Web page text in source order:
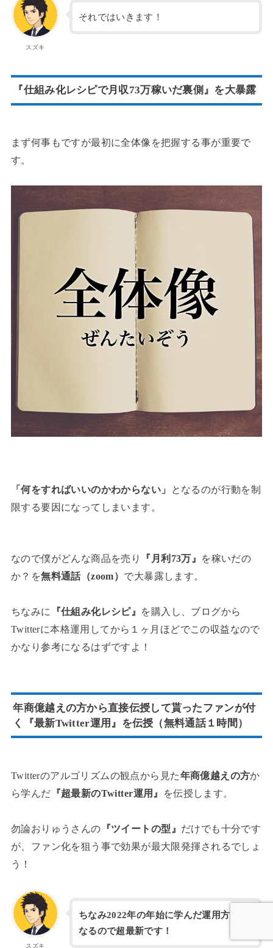
スズキ
それではいきます！
『仕組み化レシピで月収73万稼いだ裏側』を大暴露
まず何事もですが最初に全体像を把握する事が重要で
す。
「何をすればいいのかわからない」
となるのが行動を制
限する要因になってしまいます。
なので僕がどんな商品を売り 『月利73万』 を稼いだの
か？を無料通話（zoom） で大暴露します。
ちなみに 『仕組み化レシピ』 を購入し、ブログから
Twitterに本格運用してから１ヶ月ほどでこの収益なので
かなり参考になるはずですよ！
年商億越えの方から直接伝授して貰ったファンが付
く『最新Twitter運用』を伝授（無料通話１時間）
Twitterのアルゴリズムの観点から見た年商億越えの方か
ら学んだ 『超最新のTwitter運用』 を伝授します。
勿論おりゅうさんの 『ツイートの型』 だけでも十分です
が、ファン化を狙う事で効果が最大限発揮されるでしょ
う！
スズキ
ちなみ2022年の年始に学んだ運用方法に
なるので超最新です！